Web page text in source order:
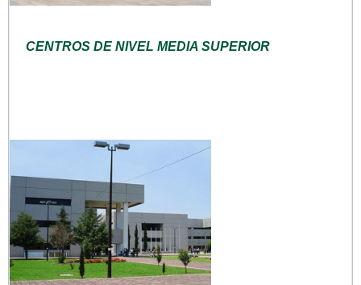
CENTROS DE NIVEL MEDIA SUPERIOR